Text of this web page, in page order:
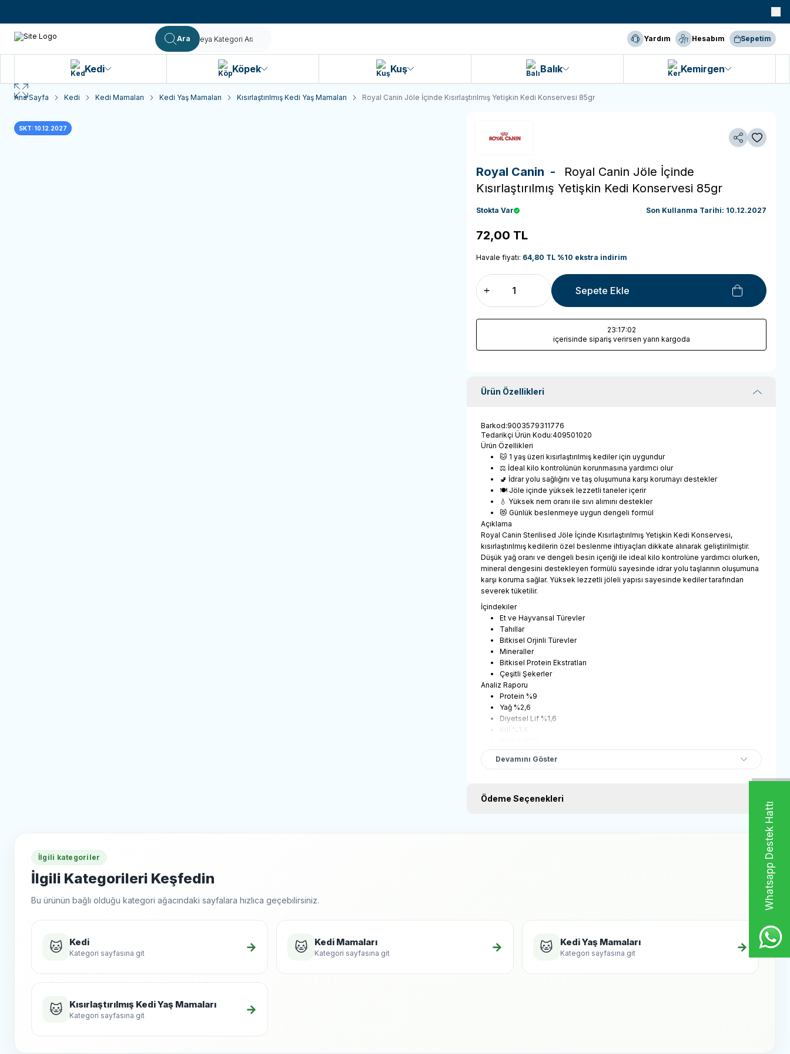
Whatsapp Destek Hattı
Ara Yardım Hesabım Sepetim
Kedi Köpek Kuş Balık Kemirgen
Ana Sayfa Kedi Kedi Mamaları Kedi Yaş Mamaları Kısırlaştırılmış Kedi Yaş Mamaları Royal Canin Jöle İçinde Kısırlaştırılmış Yetişkin Kedi Konservesi 85gr
SKT: 10.12.2027
PaylaşFavoriye
Royal Canin - Royal Canin Jöle İçinde
Kısırlaştırılmış Yetişkin Kedi Konservesi 85gr
Stokta Var Son Kullanma Tarihi: 10.12.2027
72,00 TL
Havale fiyatı: 64,80 TL %10 ekstra indirim
Sepete Ekle
23:17:02
içerisinde sipariş verirsen yarın kargoda
Ürün Özellikleri
Barkod:9003579311776
Tedarikçi Ürün Kodu:409501020
Ürün Özellikleri
🐱 1 yaş üzeri kısırlaştırılmış kediler için uygundur
⚖️ İdeal kilo kontrolünün korunmasına yardımcı olur
🚽 İdrar yolu sağlığını ve taş oluşumuna karşı korumayı destekler
🍽️ Jöle içinde yüksek lezzetli taneler içerir
💧 Yüksek nem oranı ile sıvı alımını destekler
😻 Günlük beslenmeye uygun dengeli formül
Açıklama
Royal Canin Sterilised Jöle İçinde Kısırlaştırılmış Yetişkin Kedi Konservesi,
kısırlaştırılmış kedilerin özel beslenme ihtiyaçları dikkate alınarak geliştirilmiştir.
Düşük yağ oranı ve dengeli besin içeriği ile ideal kilo kontrolüne yardımcı olurken,
mineral dengesini destekleyen formülü sayesinde idrar yolu taşlarının oluşumuna
karşı koruma sağlar. Yüksek lezzetli jöleli yapısı sayesinde kediler tarafından
severek tüketilir.
İçindekiler
Et ve Hayvansal Türevler
Tahıllar
Bitkisel Orjinli Türevler
Mineraller
Bitkisel Protein Ekstratları
Çeşitli Şekerler
Analiz Raporu
Protein %9
Yağ %2,6
Diyetsel Lif %1,6
Kül %1,4
Besin Katkı Maddeleri
Vitamin D3 100 IU/kg
Bakır 2,2 mg/kg
Devamını Göster
Ödeme Seçenekleri
İlgili kategoriler
İlgili Kategorileri Keşfedin
Bu ürünün bağlı olduğu kategori ağacındaki sayfalara hızlıca geçebilirsiniz.
🐱 Kedi
Kategori sayfasına git → 🐱 Kedi Mamaları
Kategori sayfasına git → 🐱 Kedi Yaş Mamaları
Kategori sayfasına git →
🐱 Kısırlaştırılmış Kedi Yaş Mamaları
Kategori sayfasına git →